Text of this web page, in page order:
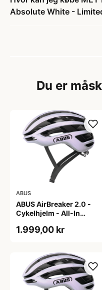
Absolute White -
Du er
ABUS
ABUS AirBreaker 2.0 -
Cykelhjelm - All-In
1.999,00 kr